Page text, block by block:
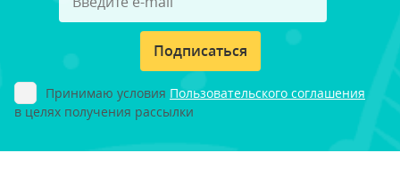
Подписаться
Принимаю условия Пользовательского соглашения
в целях получения рассылки